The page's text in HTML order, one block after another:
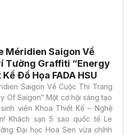
Méridien Saigon Về
Tường Graffiti “Energy
Đồ Họa FADA HSU
Saigon Về Cuộc Thi Trang
Of Saigon” Một cơ hội sáng tạo
viên Khoa Thiết Kế – Nghệ
Khách sạn 5 sao quốc tế Le
Đại học Hoa Sen vừa chính